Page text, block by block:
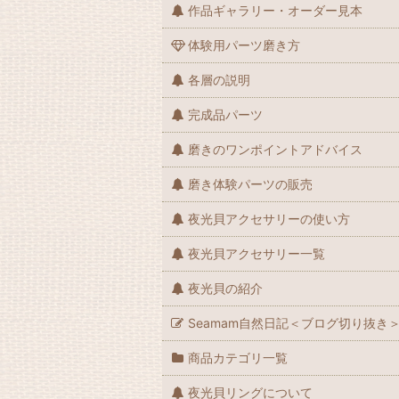
作品ギャラリー・オーダー見本
体験用パーツ磨き方
各層の説明
完成品パーツ
磨きのワンポイントアドバイス
磨き体験パーツの販売
夜光貝アクセサリーの使い方
夜光貝アクセサリー一覧
夜光貝の紹介
Seamam自然日記＜ブログ切り抜き
商品カテゴリ一覧
夜光貝リングについて